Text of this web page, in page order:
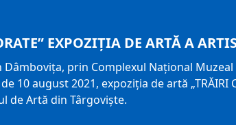
EXPOZIŢIA DE ARTĂ A
Dâmbovița, prin Complexul Național
10 august 2021, expoziţia de artă „TRĂIRI
de Artă din Târgovişte.